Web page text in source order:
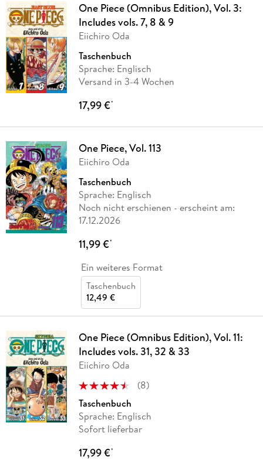
One Piece (Omnibus Edition), Vol. 3:
Includes vols. 7, 8 & 9
Eiichiro Oda
Taschenbuch
Sprache: Englisch
Versand in 3-4 Wochen
17,99 €*
One Piece, Vol. 113
Eiichiro Oda
Taschenbuch
Sprache: Englisch
Noch nicht erschienen - erscheint am:
17.12.2026
11,99 €*
Ein weiteres Format
Taschenbuch
12,49 €
One Piece (Omnibus Edition), Vol. 11:
Includes vols. 31, 32 & 33
Eiichiro Oda
(8)
Taschenbuch
Sprache: Englisch
Sofort lieferbar
17,99 €*